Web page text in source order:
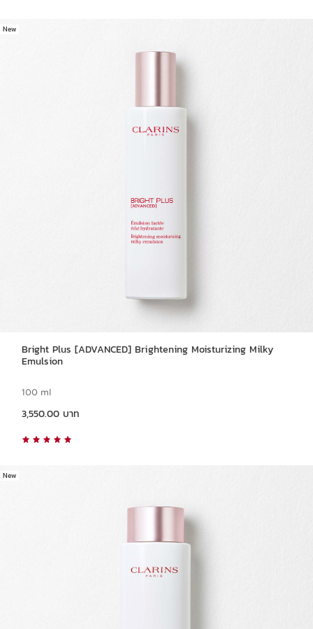
New
Bright Plus [ADVANCED] Brightening Moisturizing Milky
Emulsion
100 ml
3,550.00 บาท
New